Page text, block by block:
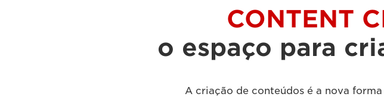
CONTENT
o espaço para
A criação de conteúdos é a nova